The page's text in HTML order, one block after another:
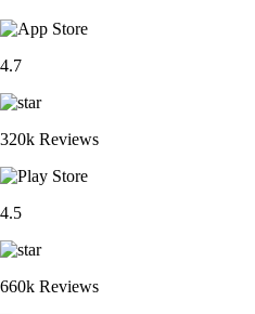
4.7
320k Reviews
4.5
660k Reviews